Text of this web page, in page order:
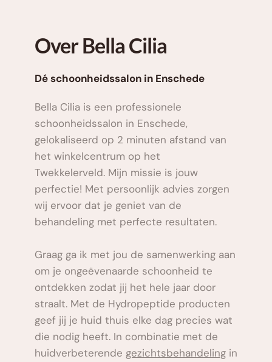
Over Bella Cilia
Dé schoonheidssalon in Enschede
Bella Cilia is een professionele
schoonheidssalon in Enschede,
gelokaliseerd op 2 minuten afstand van
het winkelcentrum op het
Twekkelerveld. Mijn missie is jouw
perfectie! Met persoonlijk advies zorgen
wij ervoor dat je geniet van de
behandeling met perfecte resultaten.
Graag ga ik met jou de samenwerking aan
om je ongeëvenaarde schoonheid te
ontdekken zodat jij het hele jaar door
straalt. Met de Hydropeptide producten
geef jij je huid thuis elke dag precies wat
die nodig heeft. In combinatie met de
huidverbeterende gezichtsbehandeling in